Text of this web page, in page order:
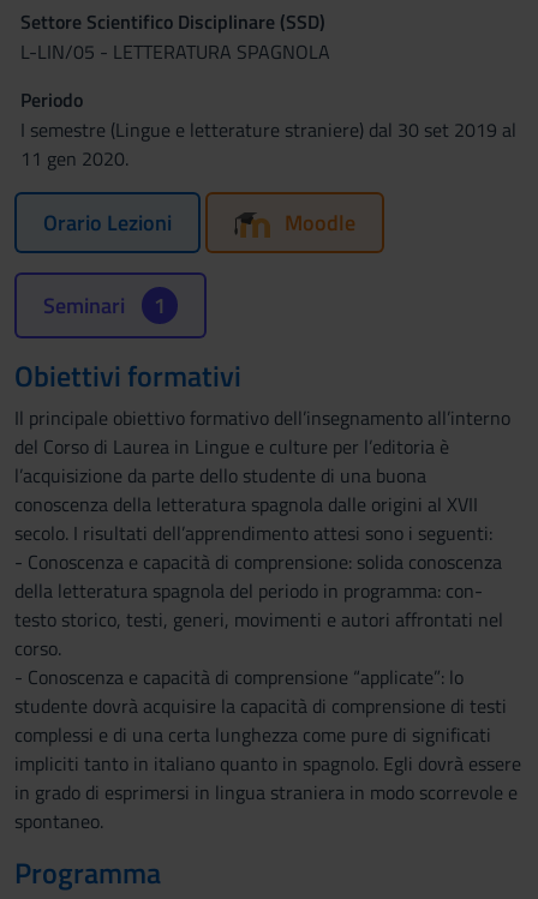
Settore Scientifico Disciplinare (SSD)
L-LIN/05 - LETTERATURA SPAGNOLA
Periodo
I semestre (Lingue e letterature straniere) dal 30 set 2019 al
11 gen 2020.
Orario Lezioni Moodle
Seminari 1
Obiettivi formativi
Il principale obiettivo formativo dell’insegnamento all’interno
del Corso di Laurea in Lingue e culture per l’editoria è
l’acquisizione da parte dello studente di una buona
conoscenza della letteratura spagnola dalle origini al XVII
secolo. I risultati dell’apprendimento attesi sono i seguenti:
- Conoscenza e capacità di comprensione: solida conoscenza
della letteratura spagnola del periodo in programma: con-
testo storico, testi, generi, movimenti e autori affrontati nel
corso.
- Conoscenza e capacità di comprensione “applicate”: lo
studente dovrà acquisire la capacità di comprensione di testi
complessi e di una certa lunghezza come pure di significati
impliciti tanto in italiano quanto in spagnolo. Egli dovrà essere
in grado di esprimersi in lingua straniera in modo scorrevole e
spontaneo.
Programma